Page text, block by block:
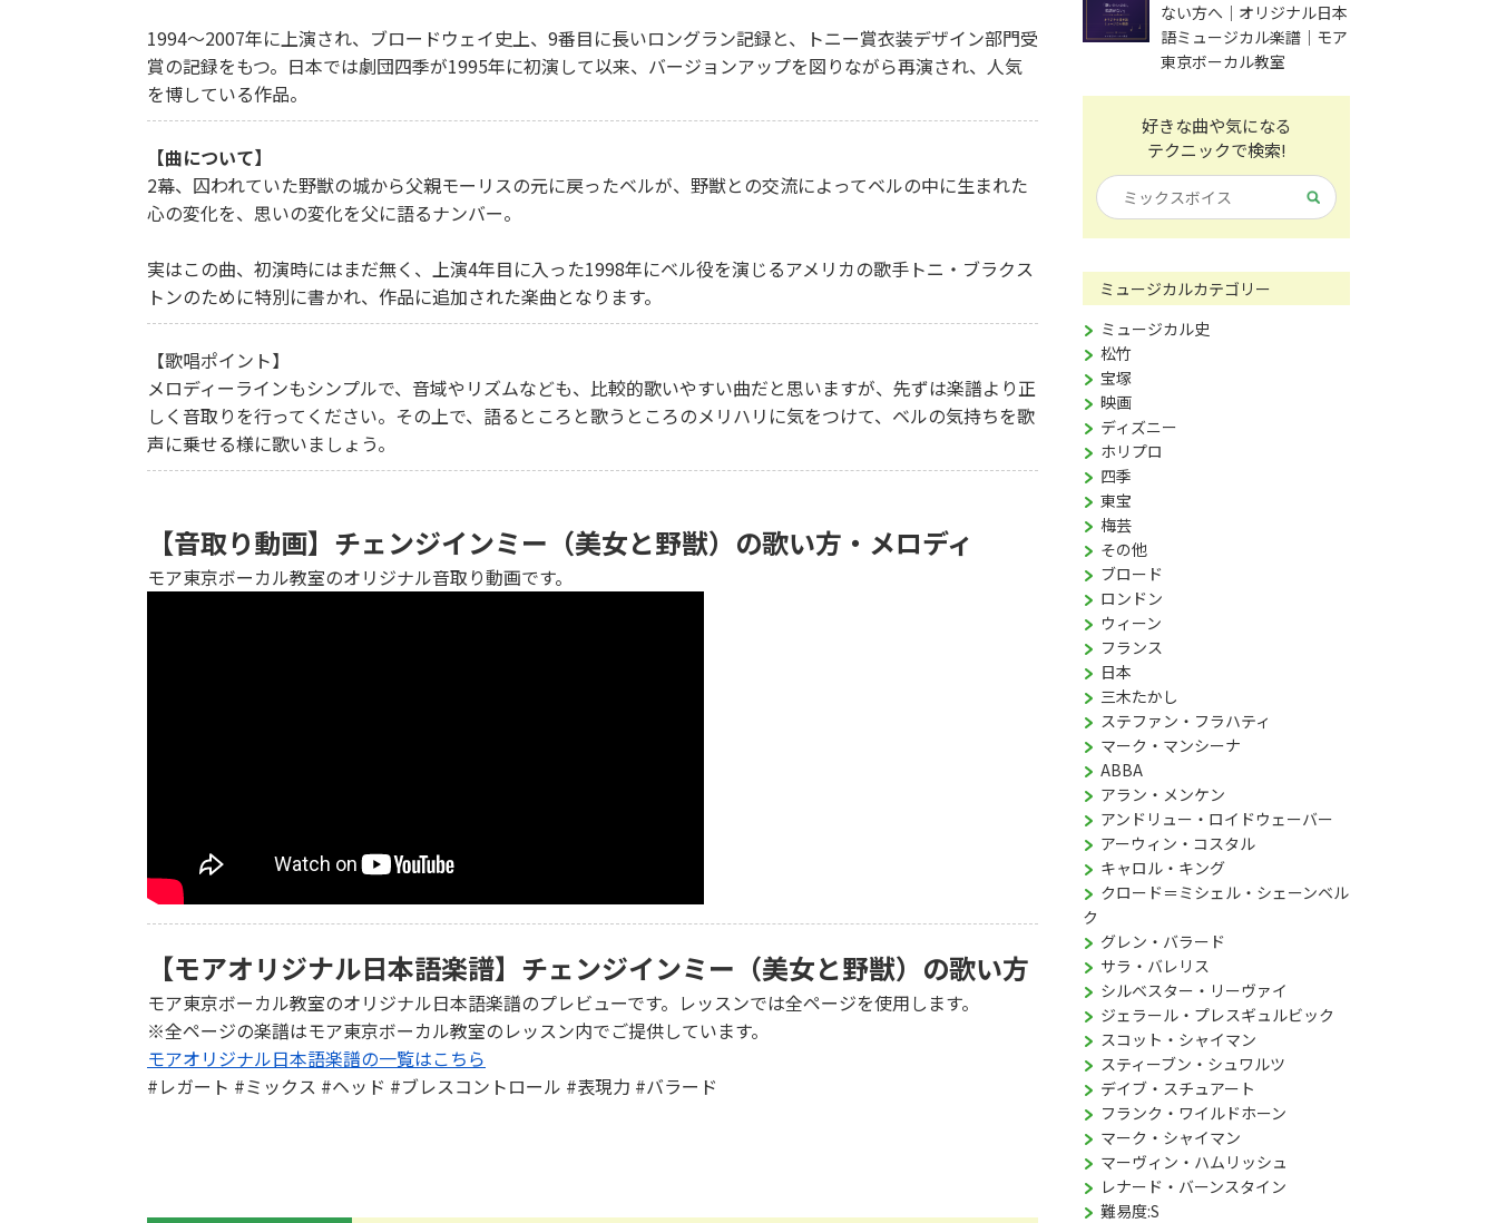
1994〜2007年に上演され、ブロードウェイ史上、9番目に長いロングラン記録と、トニー賞衣装デザイン部門受
賞の記録をもつ。日本では劇団四季が1995年に初演して以来、バージョンアップを図りながら再演され、人気
を博している作品。
【曲について】
2幕、囚われていた野獣の城から父親モーリスの元に戻ったベルが、野獣との交流によってベルの中に生まれた
心の変化を、思いの変化を父に語るナンバー。
実はこの曲、初演時にはまだ無く、上演4年目に入った1998年にベル役を演じるアメリカの歌手トニ・ブラクス
トンのために特別に書かれ、作品に追加された楽曲となります。
【歌唱ポイント】
メロディーラインもシンプルで、音域やリズムなども、比較的歌いやすい曲だと思いますが、先ずは楽譜より正
しく音取りを行ってください。その上で、語るところと歌うところのメリハリに気をつけて、ベルの気持ちを歌
声に乗せる様に歌いましょう。
【音取り動画】チェンジインミー（美女と野獣）の歌い方・メロディ
モア東京ボーカル教室のオリジナル音取り動画です。
【モアオリジナル日本語楽譜】チェンジインミー（美女と野獣）の歌い方
モア東京ボーカル教室のオリジナル日本語楽譜のプレビューです。レッスンでは全ページを使用します。
※全ページの楽譜はモア東京ボーカル教室のレッスン内でご提供しています。
モアオリジナル日本語楽譜の一覧はこちら
#レガート #ミックス #ヘッド #ブレスコントロール #表現力 #バラード
ない方へ｜オリジナル日本
語ミュージカル楽譜｜モア
東京ボーカル教室
好きな曲や気になる
テクニックで検索!
ミュージカルカテゴリー
ミュージカル史
松竹
宝塚
映画
ディズニー
ホリプロ
四季
東宝
梅芸
その他
ブロード
ロンドン
ウィーン
フランス
日本
三木たかし
ステファン・フラハティ
マーク・マンシーナ
ABBA
アラン・メンケン
アンドリュー・ロイドウェーバー
アーウィン・コスタル
キャロル・キング
クロード＝ミシェル・シェーンベル
ク
グレン・バラード
サラ・バレリス
シルベスター・リーヴァイ
ジェラール・プレスギュルビック
スコット・シャイマン
スティーブン・シュワルツ
デイブ・スチュアート
フランク・ワイルドホーン
マーク・シャイマン
マーヴィン・ハムリッシュ
レナード・バーンスタイン
難易度:S